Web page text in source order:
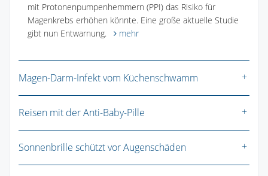
mit Protonenpumpenhemmern (PPI) das Risiko für
Magenkrebs erhöhen könnte. Eine große aktuelle Studie
gibt nun Entwarnung.
mehr
Magen-Darm-Infekt vom Küchenschwamm
Reisen mit der Anti-Baby-Pille
Sonnenbrille schützt vor Augenschäden